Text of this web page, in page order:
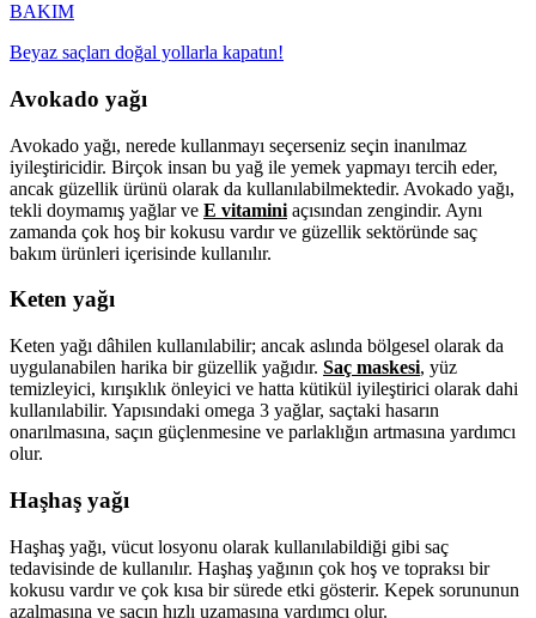
BAKIM
Beyaz saçları doğal yollarla kapatın!
Avokado yağı
Avokado yağı, nerede kullanmayı seçerseniz seçin inanılmaz
iyileştiricidir. Birçok insan bu yağ ile yemek yapmayı tercih eder,
ancak güzellik ürünü olarak da kullanılabilmektedir. Avokado yağı,
tekli doymamış yağlar ve E vitamini açısından zengindir. Aynı
zamanda çok hoş bir kokusu vardır ve güzellik sektöründe saç
bakım ürünleri içerisinde kullanılır.
Keten yağı
Keten yağı dâhilen kullanılabilir; ancak aslında bölgesel olarak da
uygulanabilen harika bir güzellik yağıdır. Saç maskesi, yüz
temizleyici, kırışıklık önleyici ve hatta kütikül iyileştirici olarak dahi
kullanılabilir. Yapısındaki omega 3 yağlar, saçtaki hasarın
onarılmasına, saçın güçlenmesine ve parlaklığın artmasına yardımcı
olur.
Haşhaş yağı
Haşhaş yağı, vücut losyonu olarak kullanılabildiği gibi saç
tedavisinde de kullanılır. Haşhaş yağının çok hoş ve topraksı bir
kokusu vardır ve çok kısa bir sürede etki gösterir. Kepek sorununun
azalmasına ve saçın hızlı uzamasına yardımcı olur.